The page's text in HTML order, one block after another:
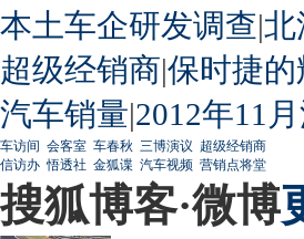
本土车企研发调查|北
超级经销商|保时捷
汽车销量|2012年11
车访间 会客室 车春秋 三博演议 超级经销商
信访办 悟透社 金狐谍 汽车视频 营销点将堂
搜狐博客·微博